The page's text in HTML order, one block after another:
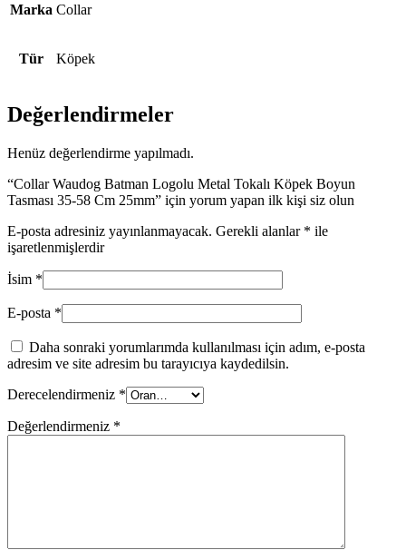
Marka Collar
Tür Köpek
Değerlendirmeler
Henüz değerlendirme yapılmadı.
“Collar Waudog Batman Logolu Metal Tokalı Köpek Boyun
Tasması 35-58 Cm 25mm” için yorum yapan ilk kişi siz olun
E-posta adresiniz yayınlanmayacak. Gerekli alanlar * ile
işaretlenmişlerdir
İsim *
E-posta *
Daha sonraki yorumlarımda kullanılması için adım, e-posta
adresim ve site adresim bu tarayıcıya kaydedilsin.
Derecelendirmeniz *
Değerlendirmeniz *